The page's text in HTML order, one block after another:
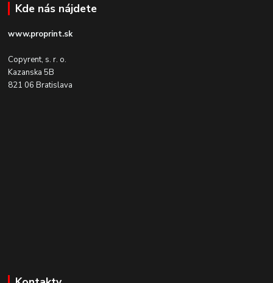
Kde nás nájdete
www.proprint.sk
Copyrent, s. r. o.
Kazanska 5B
821 06 Bratislava